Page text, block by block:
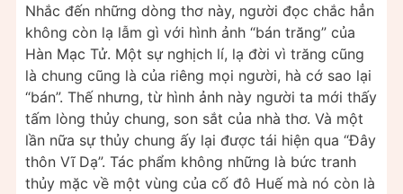
Nhắc đến những dòng thơ này, người đọc chắc hẳn
không còn lạ lẫm gì với hình ảnh “bán trăng” của
Hàn Mạc Tử. Một sự nghịch lí, lạ đời vì trăng cũng
là chung cũng là của riêng mọi người, hà cớ sao lại
“bán”. Thế nhưng, từ hình ảnh này người ta mới thấy
tấm lòng thủy chung, son sắt của nhà thơ. Và một
lần nữa sự thủy chung ấy lại được tái hiện qua “Đây
thôn Vĩ Dạ”. Tác phẩm không những là bức tranh
thủy mặc về một vùng của cố đô Huế mà nó còn là